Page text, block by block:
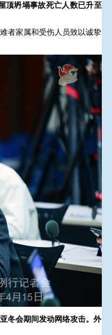
顶坍塌事故死亡人数已升至
者家属和受伤人员致以诚挚
冬会期间发动网络攻击。外